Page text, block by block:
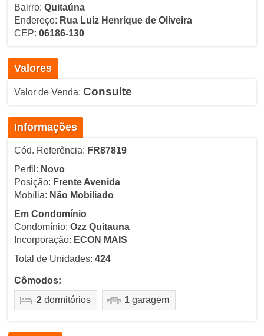
Bairro: Quitaúna
Endereço: Rua Luiz Henrique de Oliveira
CEP: 06186-130
Valores
Valor de Venda: Consulte
Informações
Cód. Referência: FR87819
Perfil: Novo
Posição: Frente Avenida
Mobília: Não Mobiliado
Em Condomínio
Condomínio: Ozz Quitauna
Incorporação: ECON MAIS
Total de Unidades: 424
Cômodos:
2dormitórios 1garagem